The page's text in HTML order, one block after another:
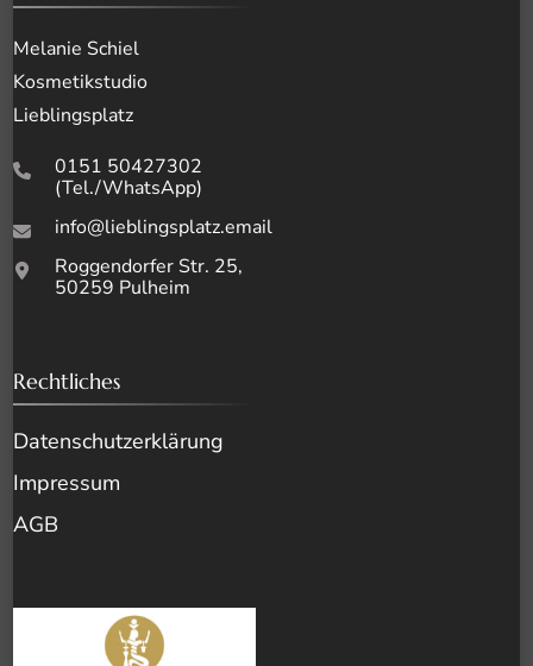
Melanie Schiel
Kosmetikstudio
Lieblingsplatz
0151 50427302
(Tel./WhatsApp)
info@lieblingsplatz.email
Roggendorfer Str. 25,
50259 Pulheim
Rechtliches
Datenschutz­erklärung
Impressum
AGB